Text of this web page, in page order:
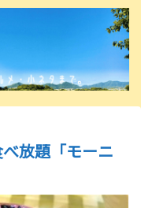
放題「モーニ